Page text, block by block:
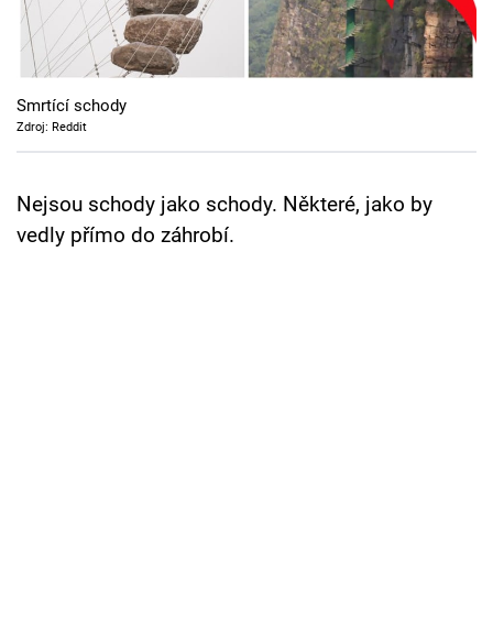
Cool Esport
Pořady
TV Program
Přihlášení
Smrtící schody
Zdroj: Reddit
Nejsou schody jako schody. Některé, jako by
vedly přímo do záhrobí.